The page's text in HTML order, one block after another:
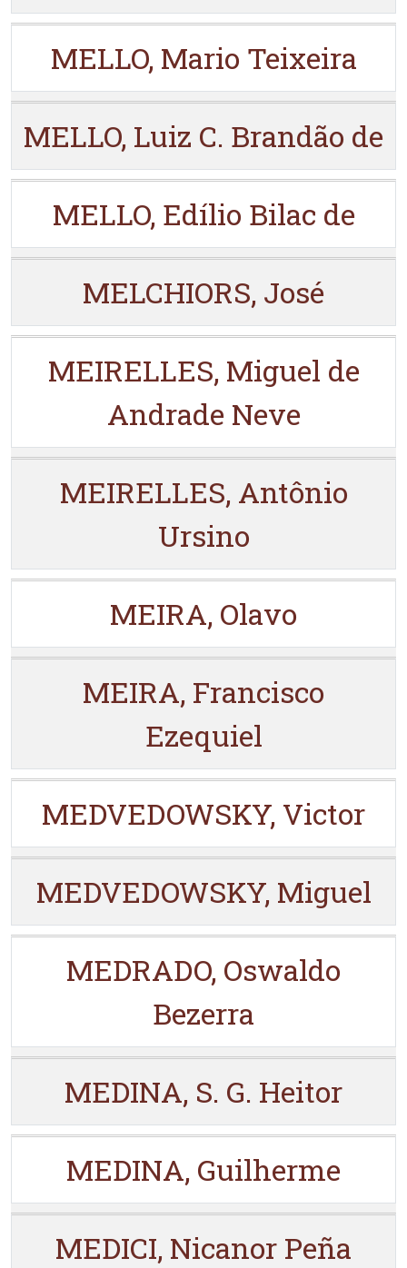
MELLO, Mario Teixeira
MELLO, Luiz C. Brandão de
MELLO, Edílio Bilac de
MELCHIORS, José
MEIRELLES, Miguel de
Andrade Neve
MEIRELLES, Antônio
Ursino
MEIRA, Olavo
MEIRA, Francisco
Ezequiel
MEDVEDOWSKY, Victor
MEDVEDOWSKY, Miguel
MEDRADO, Oswaldo
Bezerra
MEDINA, S. G. Heitor
MEDINA, Guilherme
MEDICI, Nicanor Peña